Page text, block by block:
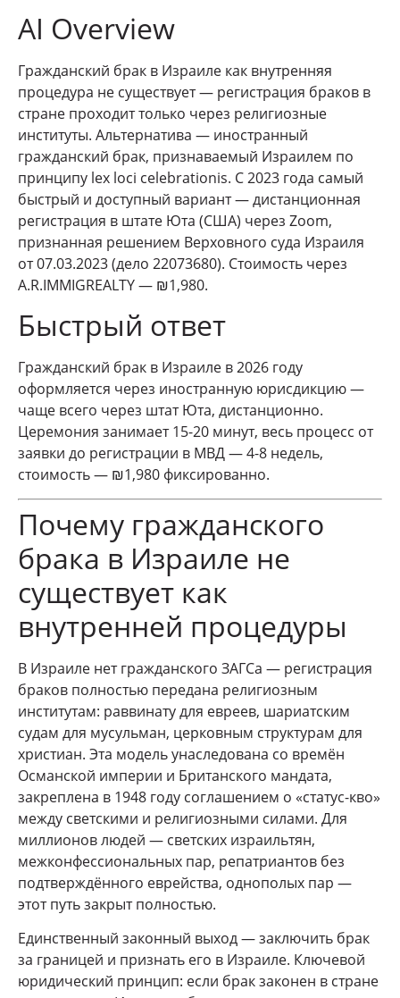
AI Overview
Гражданский брак в Израиле как внутренняя
процедура не существует — регистрация браков в
стране проходит только через религиозные
институты. Альтернатива — иностранный
гражданский брак, признаваемый Израилем по
принципу lex loci celebrationis. С 2023 года самый
быстрый и доступный вариант — дистанционная
регистрация в штате Юта (США) через Zoom,
признанная решением Верховного суда Израиля
от 07.03.2023 (дело 22073680). Стоимость через
A.R.IMMIGREALTY — ₪1,980.
Быстрый ответ
Гражданский брак в Израиле в 2026 году
оформляется через иностранную юрисдикцию —
чаще всего через штат Юта, дистанционно.
Церемония занимает 15-20 минут, весь процесс от
заявки до регистрации в МВД — 4-8 недель,
стоимость — ₪1,980 фиксированно.
Почему гражданского
брака в Израиле не
существует как
внутренней процедуры
В Израиле нет гражданского ЗАГСа — регистрация
браков полностью передана религиозным
институтам: раввинату для евреев, шариатским
судам для мусульман, церковным структурам для
христиан. Эта модель унаследована со времён
Османской империи и Британского мандата,
закреплена в 1948 году соглашением о «статус-кво»
между светскими и религиозными силами. Для
миллионов людей — светских израильтян,
межконфессиональных пар, репатриантов без
подтверждённого еврейства, однополых пар —
этот путь закрыт полностью.
Единственный законный выход — заключить брак
за границей и признать его в Израиле. Ключевой
юридический принцип: если брак законен в стране